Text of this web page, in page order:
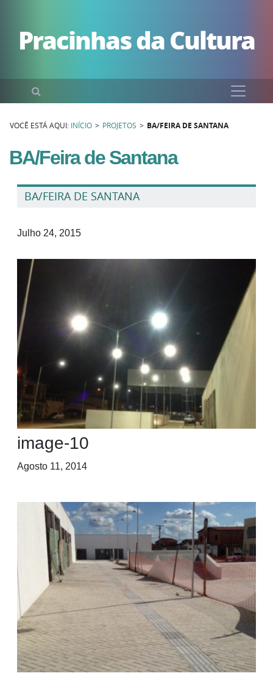
Pracinhas da Cultura
VOCÊ ESTÁ AQUI: INÍCIO > PROJETOS > BA/FEIRA DE SANTANA
BA/Feira de Santana
BA/FEIRA DE SANTANA
Julho 24, 2015
image-10
Agosto 11, 2014